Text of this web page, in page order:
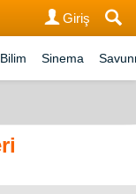
Giriş
Bilim Sinema